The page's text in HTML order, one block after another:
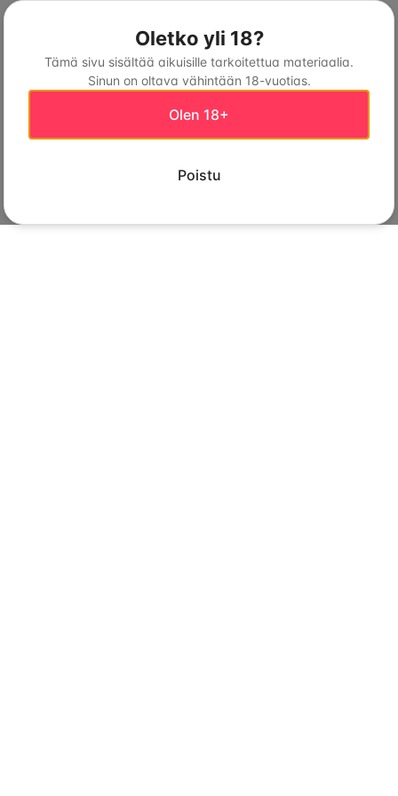
Oletko yli 18?
Tämä sivu sisältää aikuisille tarkoitettua materiaalia.
Sinun on oltava vähintään 18-vuotias.
Olen 18+
Poistu